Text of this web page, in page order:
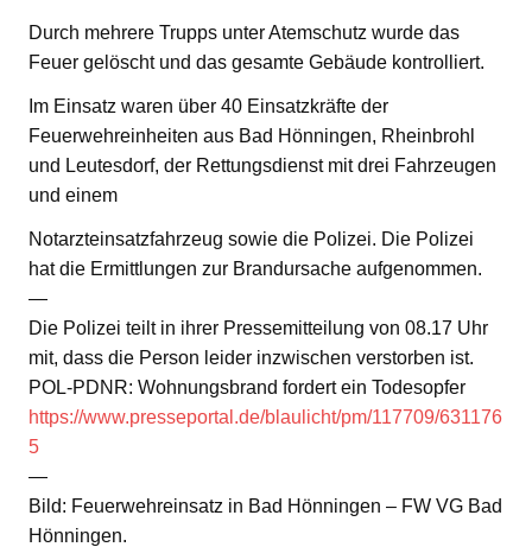
Durch mehrere Trupps unter Atemschutz wurde das
Feuer gelöscht und das gesamte Gebäude kontrolliert.
Im Einsatz waren über 40 Einsatzkräfte der
Feuerwehreinheiten aus Bad Hönningen, Rheinbrohl
und Leutesdorf, der Rettungsdienst mit drei Fahrzeugen
und einem
Notarzteinsatzfahrzeug sowie die Polizei. Die Polizei
hat die Ermittlungen zur Brandursache aufgenommen.
—
Die Polizei teilt in ihrer Pressemitteilung von 08.17 Uhr
mit, dass die Person leider inzwischen verstorben ist.
POL-PDNR: Wohnungsbrand fordert ein Todesopfer
https://www.presseportal.de/blaulicht/pm/117709/631176
5
—
Bild: Feuerwehreinsatz in Bad Hönningen – FW VG Bad
Hönningen.